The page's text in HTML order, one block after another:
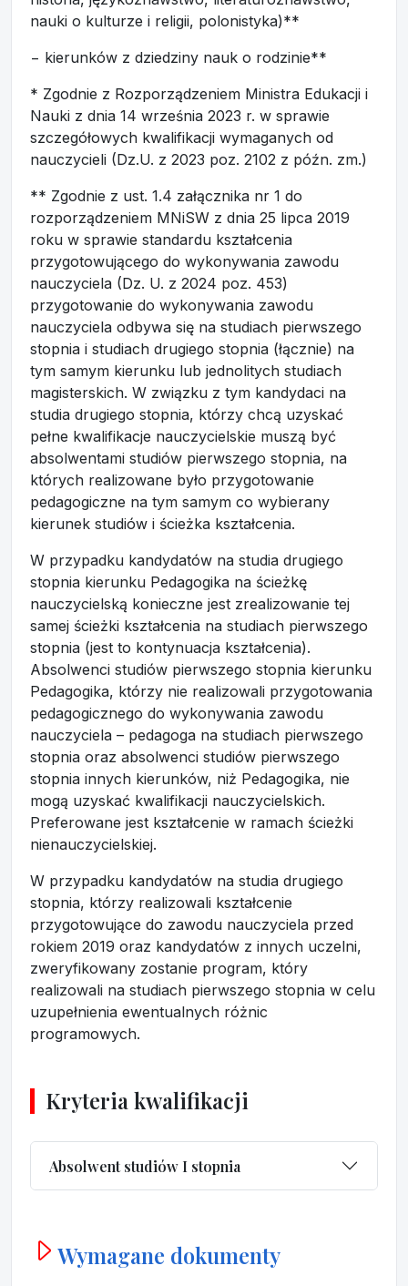
nauki o kulturze i religii, polonistyka)**
− kierunków z dziedziny nauk o rodzinie**
* Zgodnie z Rozporządzeniem Ministra Edukacji i
Nauki z dnia 14 września 2023 r. w sprawie
szczegółowych kwalifikacji wymaganych od
nauczycieli (Dz.U. z 2023 poz. 2102 z późn. zm.)
** Zgodnie z ust. 1.4 załącznika nr 1 do
rozporządzeniem MNiSW z dnia 25 lipca 2019
roku w sprawie standardu kształcenia
przygotowującego do wykonywania zawodu
nauczyciela (Dz. U. z 2024 poz. 453)
przygotowanie do wykonywania zawodu
nauczyciela odbywa się na studiach pierwszego
stopnia i studiach drugiego stopnia (łącznie) na
tym samym kierunku lub jednolitych studiach
magisterskich. W związku z tym kandydaci na
studia drugiego stopnia, którzy chcą uzyskać
pełne kwalifikacje nauczycielskie muszą być
absolwentami studiów pierwszego stopnia, na
których realizowane było przygotowanie
pedagogiczne na tym samym co wybierany
kierunek studiów i ścieżka kształcenia.
W przypadku kandydatów na studia drugiego
stopnia kierunku Pedagogika na ścieżkę
nauczycielską konieczne jest zrealizowanie tej
samej ścieżki kształcenia na studiach pierwszego
stopnia (jest to kontynuacja kształcenia).
Absolwenci studiów pierwszego stopnia kierunku
Pedagogika, którzy nie realizowali przygotowania
pedagogicznego do wykonywania zawodu
nauczyciela – pedagoga na studiach pierwszego
stopnia oraz absolwenci studiów pierwszego
stopnia innych kierunków, niż Pedagogika, nie
mogą uzyskać kwalifikacji nauczycielskich.
Preferowane jest kształcenie w ramach ścieżki
nienauczycielskiej.
W przypadku kandydatów na studia drugiego
stopnia, którzy realizowali kształcenie
przygotowujące do zawodu nauczyciela przed
rokiem 2019 oraz kandydatów z innych uczelni,
zweryfikowany zostanie program, który
realizowali na studiach pierwszego stopnia w celu
uzupełnienia ewentualnych różnic
programowych.
Kryteria kwalifikacji
Absolwent studiów I stopnia
Wymagane dokumenty